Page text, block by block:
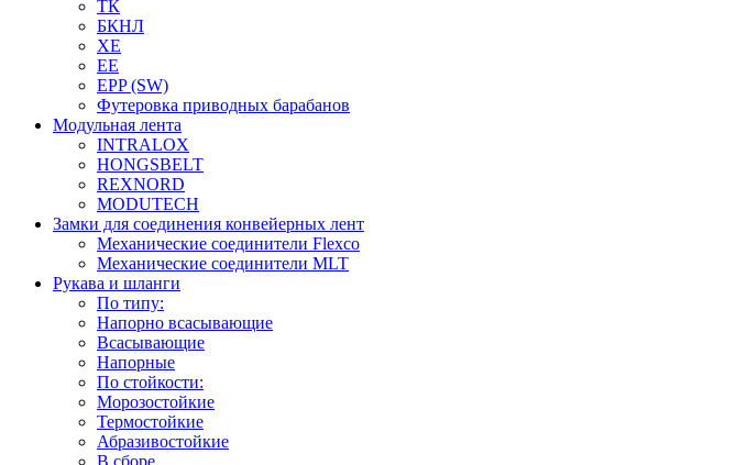
ТК
БКНЛ
XE
EE
EPP (SW)
Футеровка приводных барабанов
Модульная лента
INTRALOX
HONGSBELT
REXNORD
MODUTECH
Замки для соединения конвейерных лент
Механические соединители Flexco
Механические соединители MLT
Рукава и шланги
По типу:
Напорно всасывающие
Всасывающие
Напорные
По стойкости:
Морозостойкие
Термостойкие
Абразивостойкие
В сборе